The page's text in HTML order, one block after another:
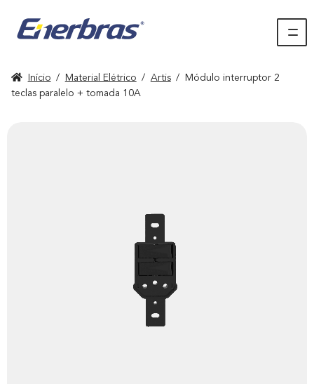
Início / Material Elétrico / Artis /
Módulo interruptor 2
teclas paralelo + tomada 10A